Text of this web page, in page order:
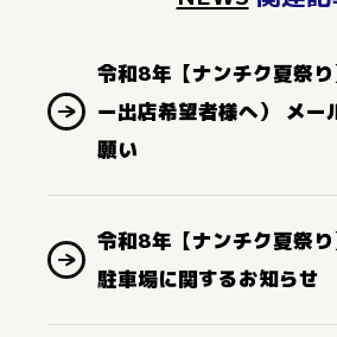
令和8年【ナンチク夏祭
ー出店希望者様へ） メー
願い
令和8年【ナンチク夏祭り
駐車場に関するお知らせ